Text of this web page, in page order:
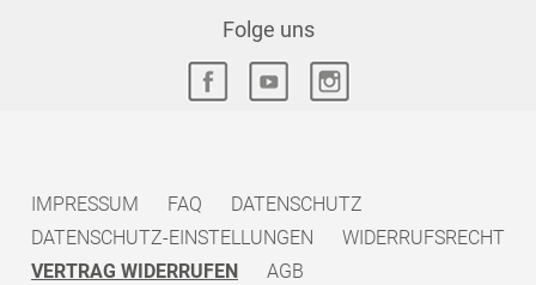
Folge uns
IMPRESSUM FAQ
DATENSCHUTZ
DATENSCHUTZ-EINSTELLUNGEN
WIDERRUFSRECHT
VERTRAG WIDERRUFEN
AGB